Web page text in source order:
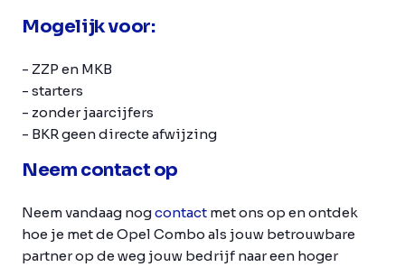
Mogelijk voor:
- ZZP en MKB
- starters
- zonder jaarcijfers
- BKR geen directe afwijzing
Neem contact op
Neem vandaag nogcontact met ons op en ontdek
hoe je met de Opel Combo als jouw betrouwbare
partner op de weg jouw bedrijf naar een hoger